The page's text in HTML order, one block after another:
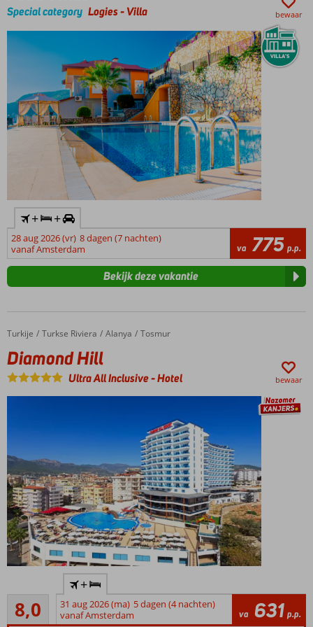
kilometer
Comfortabele
kamers en
suites, ook
gerenoveerde
kamers
boekbaar
Neem
in het
Turks
bad
en de
sauna
Special category Logies-Villa bewaar
+ +
28 aug 2026 (vr) 8 dagen (7 nachten)
vanaf Amsterdam
va 775 p.p.
Bekijk deze vakantie
Home
Turkije Turkse Riviera Alanya Tosmur
Diamond Hill
Diamond Hill
Ultra All Inclusive-Hotel bewaar
Fijn hotel
centrale
ligging,
8,0
Zeer goed
339
beoordelingen
+
31 aug 2026 (ma) 5 dagen (4 nachten)
vanaf Amsterdam
va 631 p.p.